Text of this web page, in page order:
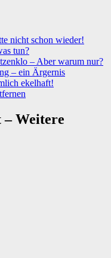
nicht schon wieder!
tun?
– Aber warum nur?
– ein Ärgernis
ekelhaft!
Weitere